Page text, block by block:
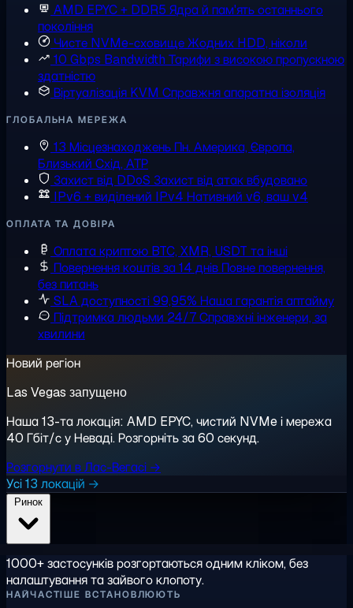
AMD EPYC + DDR5 Ядра й пам'ять останнього
покоління
Чисте NVMe-сховищеЖодних HDD, ніколи
10 Gbps Bandwidth Тарифи з високою пропускною
здатністю
Віртуалізація KVM Справжня апаратна ізоляція
ГЛОБАЛЬНА МЕРЕЖА
13 Місцезнаходжень Пн. Америка, Європа,
Близький Схід, АТР
Захист від DDoS Захист від атак вбудовано
IPv6 + виділений IPv4 Нативний v6, ваш v4
ОПЛАТА ТА ДОВІРА
Оплата криптою BTC, XMR, USDT та інші
Повернення коштів за 14 днів Повне повернення,
без питань
SLA доступності 99,95% Наша гарантія аптайму
Підтримка людьми 24/7Справжні інженери, за
хвилини
Новий регіон
Las Vegas запущено
Наша 13-та локація: AMD EPYC, чистий NVMe і мережа
40 Гбіт/с у Неваді. Розгорніть за 60 секунд.
Розгорнути в Лас-Вегасі →
Усі 13 локацій →
1000+ застосунків розгортаються одним кліком, без
налаштування та зайвого клопоту.
НАЙЧАСТІШЕ ВСТАНОВЛЮЮТЬ